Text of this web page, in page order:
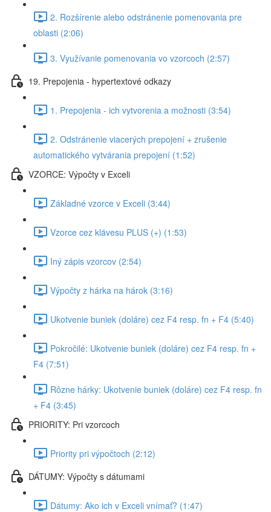
2. Rozšírenie alebo odstránenie pomenovania pre
oblasti (2:06)
3. Využívanie pomenovania vo vzorcoch (2:57)
19. Prepojenia - hypertextové odkazy
1. Prepojenia - ich vytvorenia a možnosti (3:54)
2. Odstránenie viacerých prepojení + zrušenie
automatického vytvárania prepojení (1:52)
VZORCE: Výpočty v Exceli
Základné vzorce v Exceli (3:44)
Vzorce cez klávesu PLUS (+) (1:53)
Iný zápis vzorcov (2:54)
Výpočty z hárka na hárok (3:16)
Ukotvenie buniek (doláre) cez F4 resp. fn + F4 (5:40)
Pokročilé: Ukotvenie buniek (doláre) cez F4 resp. fn +
F4 (7:51)
Rôzne hárky: Ukotvenie buniek (doláre) cez F4 resp. fn
+ F4 (3:45)
PRIORITY: Pri vzorcoch
Priority pri výpočtoch (2:12)
DÁTUMY: Výpočty s dátumami
Dátumy: Ako ich v Exceli vnímať? (1:47)